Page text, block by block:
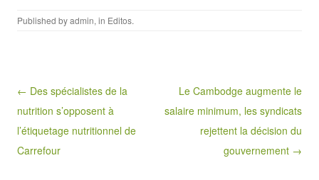
Published byadmin, in Editos.
Post navigation
← Des spécialistes de la
nutrition s’opposent à
l’étiquetage nutritionnel de
Carrefour
Le Cambodge augmente le
salaire minimum, les syndicats
rejettent la décision du
gouvernement →